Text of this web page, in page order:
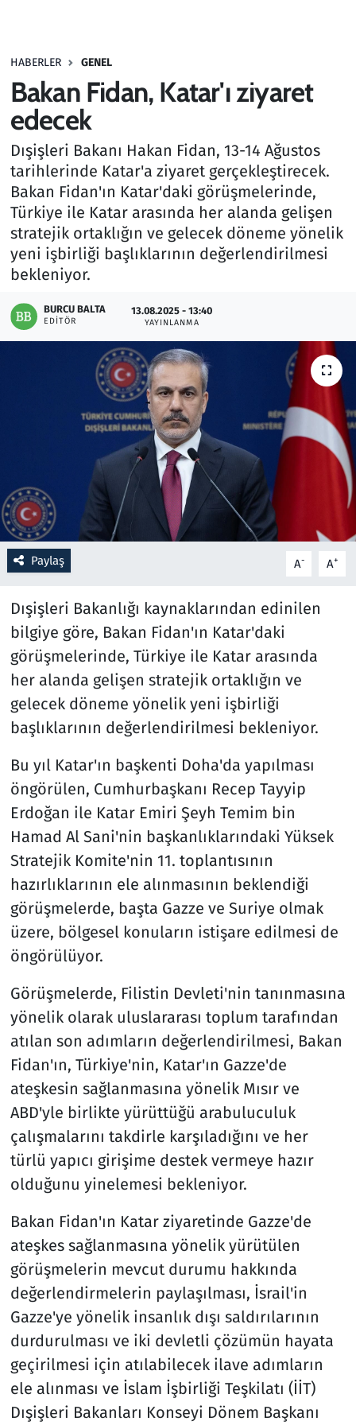
HABERLER GENEL
Bakan Fidan, Katar'ı ziyaret
edecek
Dışişleri Bakanı Hakan Fidan, 13-14 Ağustos
tarihlerinde Katar'a ziyaret gerçekleştirecek.
Bakan Fidan'ın Katar'daki görüşmelerinde,
Türkiye ile Katar arasında her alanda gelişen
stratejik ortaklığın ve gelecek döneme yönelik
yeni işbirliği başlıklarının değerlendirilmesi
bekleniyor.
BURCU BALTA
EDITÖR
13.08.2025 - 13:40
YAYINLANMA
Paylaş A- A+
Dışişleri Bakanlığı kaynaklarından edinilen
bilgiye göre, Bakan Fidan'ın Katar'daki
görüşmelerinde, Türkiye ile Katar arasında
her alanda gelişen stratejik ortaklığın ve
gelecek döneme yönelik yeni işbirliği
başlıklarının değerlendirilmesi bekleniyor.
Bu yıl Katar'ın başkenti Doha'da yapılması
öngörülen, Cumhurbaşkanı Recep Tayyip
Erdoğan ile Katar Emiri Şeyh Temim bin
Hamad Al Sani'nin başkanlıklarındaki Yüksek
Stratejik Komite'nin 11. toplantısının
hazırlıklarının ele alınmasının beklendiği
görüşmelerde, başta Gazze ve Suriye olmak
üzere, bölgesel konuların istişare edilmesi de
öngörülüyor.
Görüşmelerde, Filistin Devleti'nin tanınmasına
yönelik olarak uluslararası toplum tarafından
atılan son adımların değerlendirilmesi, Bakan
Fidan'ın, Türkiye'nin, Katar'ın Gazze'de
ateşkesin sağlanmasına yönelik Mısır ve
ABD'yle birlikte yürüttüğü arabuluculuk
çalışmalarını takdirle karşıladığını ve her
türlü yapıcı girişime destek vermeye hazır
olduğunu yinelemesi bekleniyor.
Bakan Fidan'ın Katar ziyaretinde Gazze'de
ateşkes sağlanmasına yönelik yürütülen
görüşmelerin mevcut durumu hakkında
değerlendirmelerin paylaşılması, İsrail'in
Gazze'ye yönelik insanlık dışı saldırılarının
durdurulması ve iki devletli çözümün hayata
geçirilmesi için atılabilecek ilave adımların
ele alınması ve İslam İşbirliği Teşkilatı (İİT)
Dışişleri Bakanları Konseyi Dönem Başkanı
Haber
Kültür Sanat
Kurumsal Haberler
Lezzet Durağı
Memur ve Kamu
Otomobil
Oyun
Resmi İlanlar
Rüya Tabirleri
Savunma Sanayi
Seçim 2023
Teknoloji ve Bilim
Televizyon